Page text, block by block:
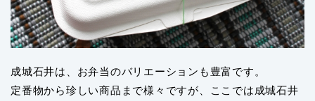
成城石井は、お弁当のバリエーションも豊富です。
定番物から珍しい商品まで様々ですが、ここでは成城石井